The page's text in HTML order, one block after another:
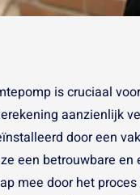
is cruciaal
aanzienlijk
door een
een betrouwbare
mee door het